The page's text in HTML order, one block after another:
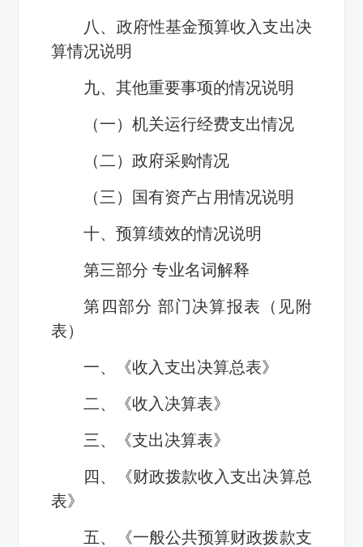
八、政府性基金预算收入支出决
算情况说明
九、其他重要事项的情况说明
（一）机关运行经费支出情况
（二）政府采购情况
（三）国有资产占用情况说明
十、预算绩效的情况说明
第三部分 专业名词解释
第四部分 部门决算报表（见附
表）
一、《收入支出决算总表》
二、《收入决算表》
三、《支出决算表》
四、《财政拨款收入支出决算总
表》
五、《一般公共预算财政拨款支